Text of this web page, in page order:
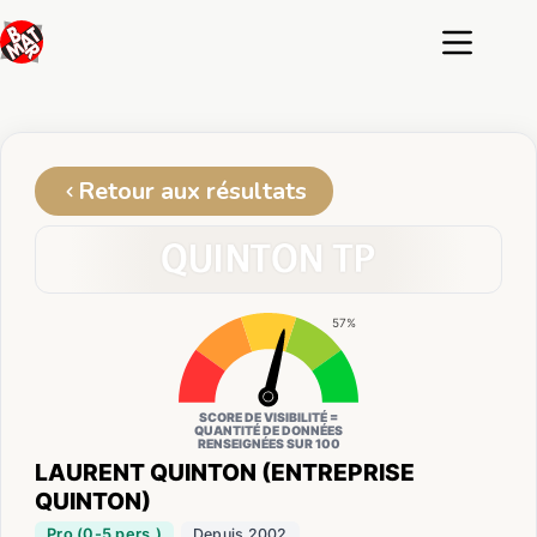
au
contenu
Retour aux résultats
LAURENT QUINTON (ENTREPRISE
QUINTON)
57%
SCORE DE VISIBILITÉ =
QUANTITÉ DE DONNÉES
RENSEIGNÉES SUR 100